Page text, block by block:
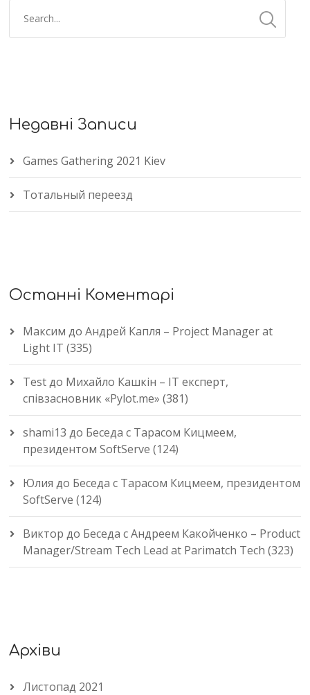
Недавні Записи
Games Gathering 2021 Kiev
Тотальный переезд
Останні Коментарі
Максим доАндрей Капля – Project Manager at
Light IT (335)
Testдо Михайло Кашкін – IT експерт,
співзасновник «Pylot.me» (381)
shami13 до Беседа с Тарасом Кицмеем,
президентом SoftServe (124)
Юлия до Беседа с Тарасом Кицмеем, президентом
SoftServe (124)
Виктор до Беседа с Андреем Какойченко – Product
Manager/Stream Tech Lead at Parimatch Tech (323)
Архіви
Листопад 2021